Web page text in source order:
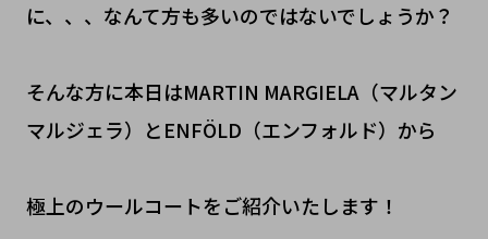
に、、、なんて方も多いのではないでしょうか？
そんな方に本日はMARTIN MARGIELA（マルタン
マルジェラ）とENFÖLD（エンフォルド）から
極上のウールコートをご紹介いたします！